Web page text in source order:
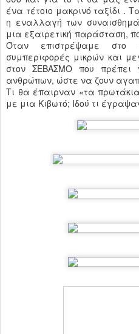
ένα τέτοιο μακρινό ταξίδι .
η εναλλαγή των
μια εξαιρετική παράσταση,
Όταν επιστρέψαμε στο
συμπεριφορές μικρών και
στον ΣΕΒΑΣΜΟ που πρέπει
ανθρώπων, ώστε να ζουν
Τι θα έπαιρναν «τα
με μια Κιβωτό; Ιδού τι